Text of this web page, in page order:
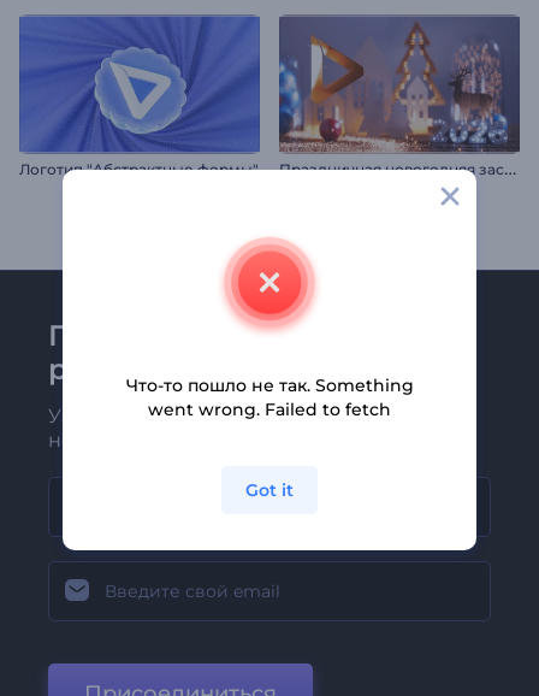
Логотип "Абстрактные формы" П
раздничная новогодняя заставка
Присоединяйтесь к
рассылке Renderforest
Узнавайте о последних новостях и
новых предложениях первыми
Что-то пошло не так. Something
went wrong. Failed to fetch
Got it